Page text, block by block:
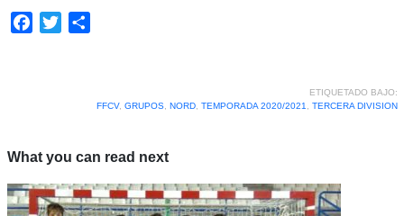
Facebook
Twitter
ETIQUETADO BAJO:
FFCV, GRUPOS, NORD, TEMPORADA 2020/2021 TERCERA DIVISION
What you can read next